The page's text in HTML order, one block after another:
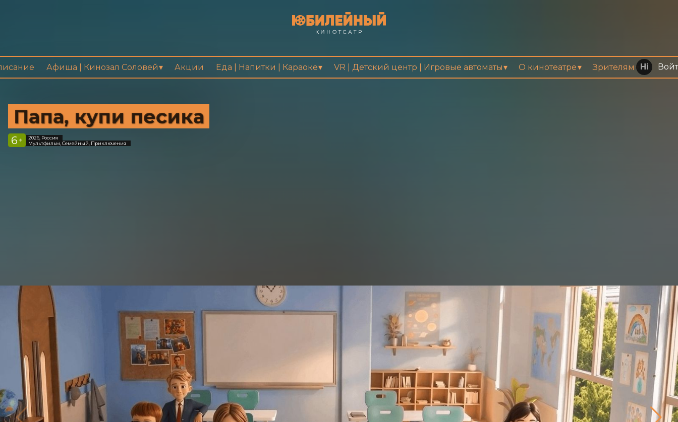
Афиша | Кинозал Соловей Акции Еда | Напитки | Караоке VR | Детский центр | Игровые автоматы О кинотеатре Зрителям
Папа, купи песика
6 +
2026, Россия
Мультфильм, Семейный, Приключения